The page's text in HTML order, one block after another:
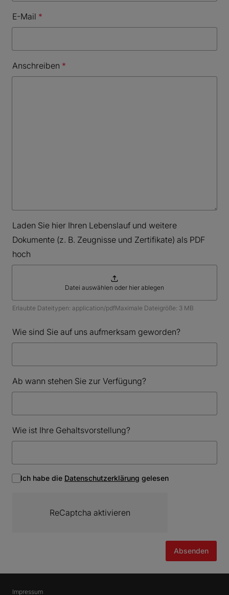
E-Mail
Anschreiben
Laden Sie hier Ihren Lebenslauf und weitere
Dokumente (z. B. Zeugnisse und Zertifikate) als PDF
hoch
Datei auswählen oder hier ablegen
Erlaubte Dateitypen: application/pdfMaximale Dateigröße: 3 MB
Wie sind Sie auf uns aufmerksam geworden?
Ab wann stehen Sie zur Verfügung?
Wie ist Ihre Gehaltsvorstellung?
Ich habe die Datenschutzerklärung gelesen
ReCaptcha aktivieren
Absenden
Impressum